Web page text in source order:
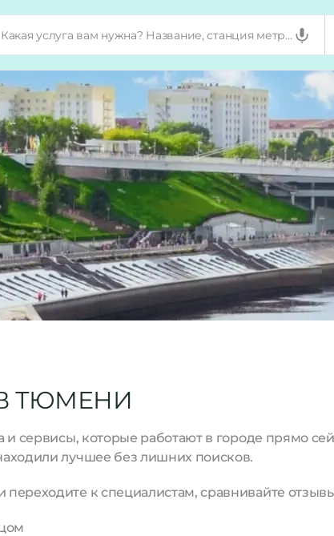
ТЮМЕНИ
и сервисы, которые работают в городе прямо
лучшее без лишних поисков.
к специалистам, сравнивайте